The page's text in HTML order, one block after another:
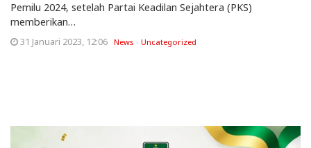
Pemilu 2024, setelah Partai Keadilan Sejahtera (PKS)
memberikan…
31 Januari 2023, 12:06 News Uncategorized